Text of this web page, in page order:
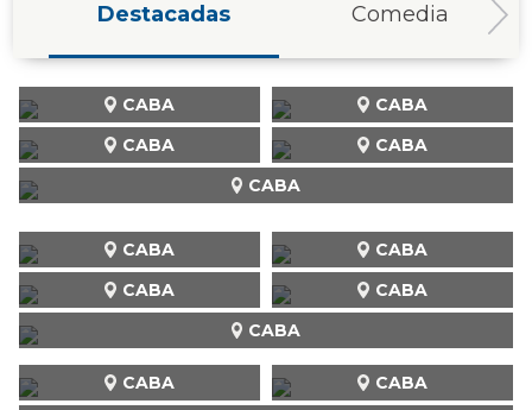
Destacadas Comedia
CABA
CABA
CABA
CABA
CABA
CABA CABA
CABA
CABA CABA
CABA CABA